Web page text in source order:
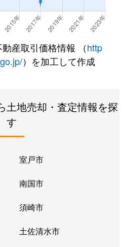
産取引価格情報 （http
）を加工して作成
土地売却・査定情報を探
す
室戸市
南国市
須崎市
土佐清水市